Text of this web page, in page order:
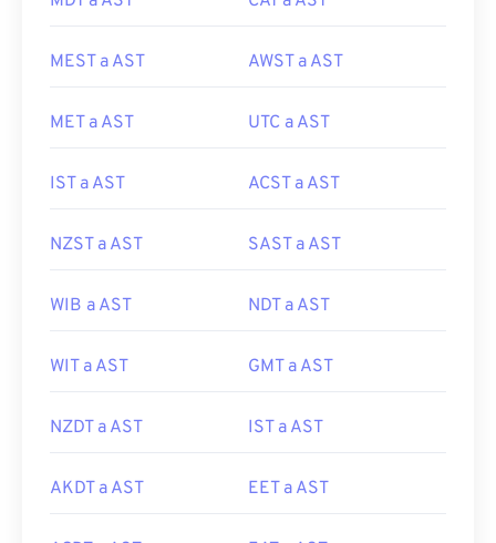
MEST a AST AWST a AST
MET a AST UTC a AST
IST a AST ACST a AST
NZST a AST SAST a AST
WIB a AST NDT a AST
WIT a AST GMT a AST
NZDT a AST IST a AST
AKDT a AST EET a AST